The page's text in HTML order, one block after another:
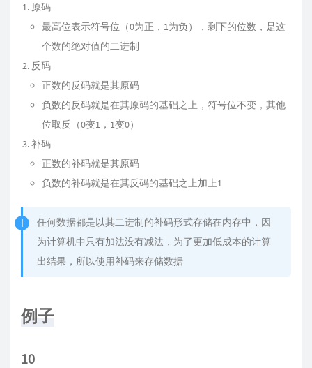
原码
最高位表示符号位（0为正，1为负），剩下的位数，是这
个数的绝对值的二进制
反码
正数的反码就是其原码
负数的反码就是在其原码的基础之上，符号位不变，其他
位取反（0变1，1变0）
补码
正数的补码就是其原码
负数的补码就是在其反码的基础之上加上1
任何数据都是以其二进制的补码形式存储在内存中，因
为计算机中只有加法没有减法，为了更加低成本的计算
出结果，所以使用补码来存储数据
例子
10